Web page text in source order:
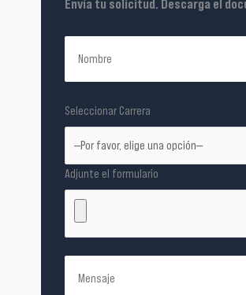
Envía tu solicitud. Descarga el
Seleccionar Carrera
Adjunte el formulario